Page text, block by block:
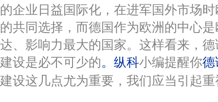
的企业日益国际化，在进军国外市场
的共同选择，而德国作为欧洲的中心
达、影响力最大的国家。这样看来，
建设是必不可少的。纵科小编提醒你德
建设这几点尤为重要，我们应当引起